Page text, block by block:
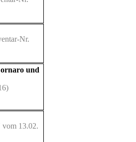
Nr.
und
vom 13.02.